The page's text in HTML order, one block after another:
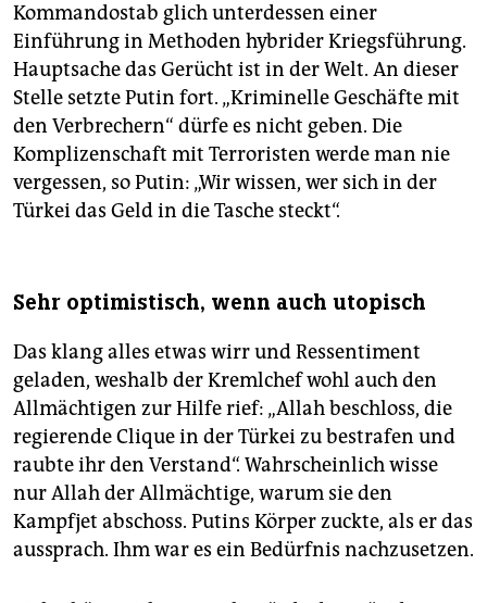
Kommandostab glich unterdessen einer
Einführung in Methoden hybrider Kriegsführung.
Hauptsache das Gerücht ist in der Welt. An dieser
Stelle setzte Putin fort. „Kriminelle Geschäfte mit
den Verbrechern“ dürfe es nicht geben. Die
Komplizenschaft mit Terroristen werde man nie
vergessen, so Putin: „Wir wissen, wer sich in der
Türkei das Geld in die Tasche steckt“.
Sehr optimistisch, wenn auch utopisch
Das klang alles etwas wirr und Ressentiment
geladen, weshalb der Kremlchef wohl auch den
Allmächtigen zur Hilfe rief: „Allah beschloss, die
regierende Clique in der Türkei zu bestrafen und
raubte ihr den Verstand“. Wahrscheinlich wisse
nur Allah der Allmächtige, warum sie den
Kampfjet abschoss. Putins Körper zuckte, als er das
aussprach. Ihm war es ein Bedürfnis nachzusetzen.